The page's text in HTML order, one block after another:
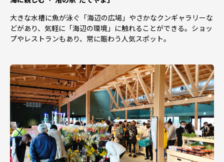
・生産者または天候等、都合により予告なく返礼品の内容
を変更させていただく場合がございます。
・返礼品の画像には、収穫直後の実物写真、梱包時の写
ございます。あらかじめご了承ください。
【配送】
・返礼品の在庫状況により、返礼品ページ内表記のお届け
時期以上に時間を頂戴する場合がございます。あらかじめ
ご了承ください。
・返礼品毎にお届け時期が異なります。詳しくは各返礼品
ページ内に案内がございますのでそちらをご確認くださ
い。
大きな水槽に魚が泳ぐ「海辺の広場」やさかなクンギャラリーな
どがあり、気軽に「海辺の環境」に触れることができる。ショッ
プやレストランもあり、常に賑わう人気スポット。